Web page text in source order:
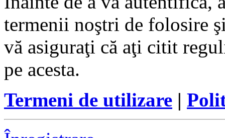
termenii noştri de folosire
vă asiguraţi că aţi citit
pe acesta.
Termeni de utilizare |